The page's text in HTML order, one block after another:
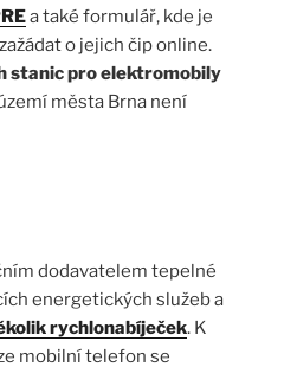
a také formulář, kde je
o jejich čip online.
stanic pro elektromobily
města Brna není
dodavatelem tepelné
energetických služeb a
rychlonabíječek. K
mobilní telefon se